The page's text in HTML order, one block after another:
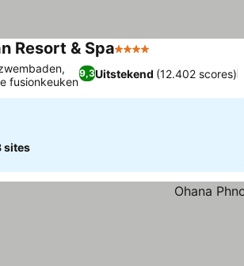
Resort & Spa4 Sterren
9,3Uitstekend (12.402 scores)
fusionkeuken
sites